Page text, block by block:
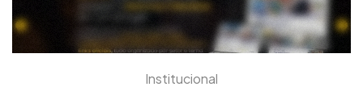
Institucional